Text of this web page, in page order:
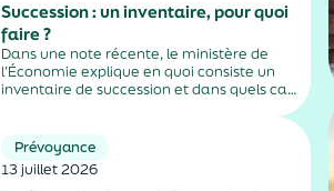
Succession : un inventaire, pour quoi
faire ?
Dans une note récente, le ministère de
l’Économie explique en quoi consiste un
inventaire de succession et dans quels cas
Prévoyance
13 juillet 2026